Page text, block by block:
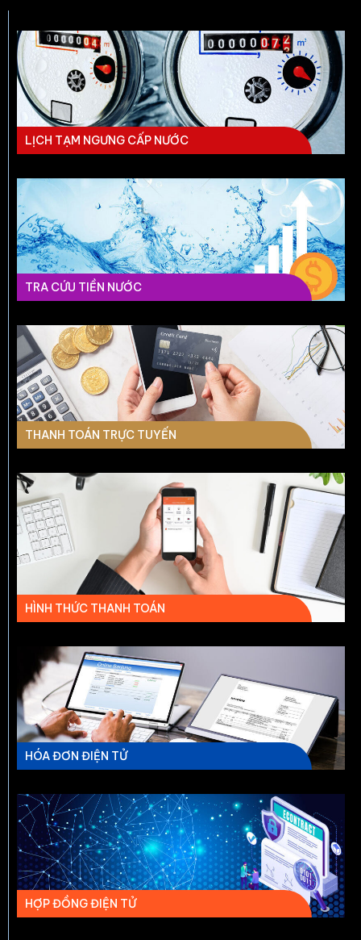
LỊCH TẠM NGƯNG CẤP NƯỚC
TRA CỨU TIỀN NƯỚC
THANH TOÁN TRỰC TUYẾN
HÌNH THỨC THANH TOÁN
HÓA ĐƠN ĐIỆN TỬ
HỢP ĐỒNG ĐIỆN TỬ